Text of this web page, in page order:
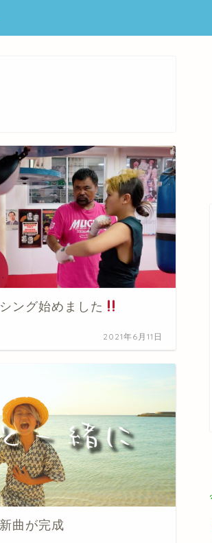
ング始めました
2021年6月11日
曲が完成